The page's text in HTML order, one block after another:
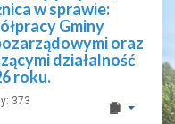
w sprawie:
Gminy
oraz
działalność
roku.
373